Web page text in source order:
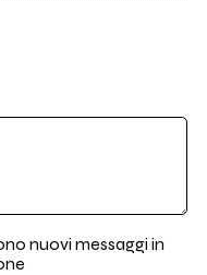
nuovi messaggi in